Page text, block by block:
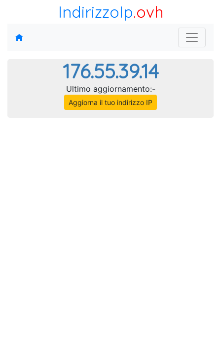
IndirizzoIp.ovh
176.55.39.14
Ultimo aggiornamento:-
Aggiorna il tuo indirizzo IP